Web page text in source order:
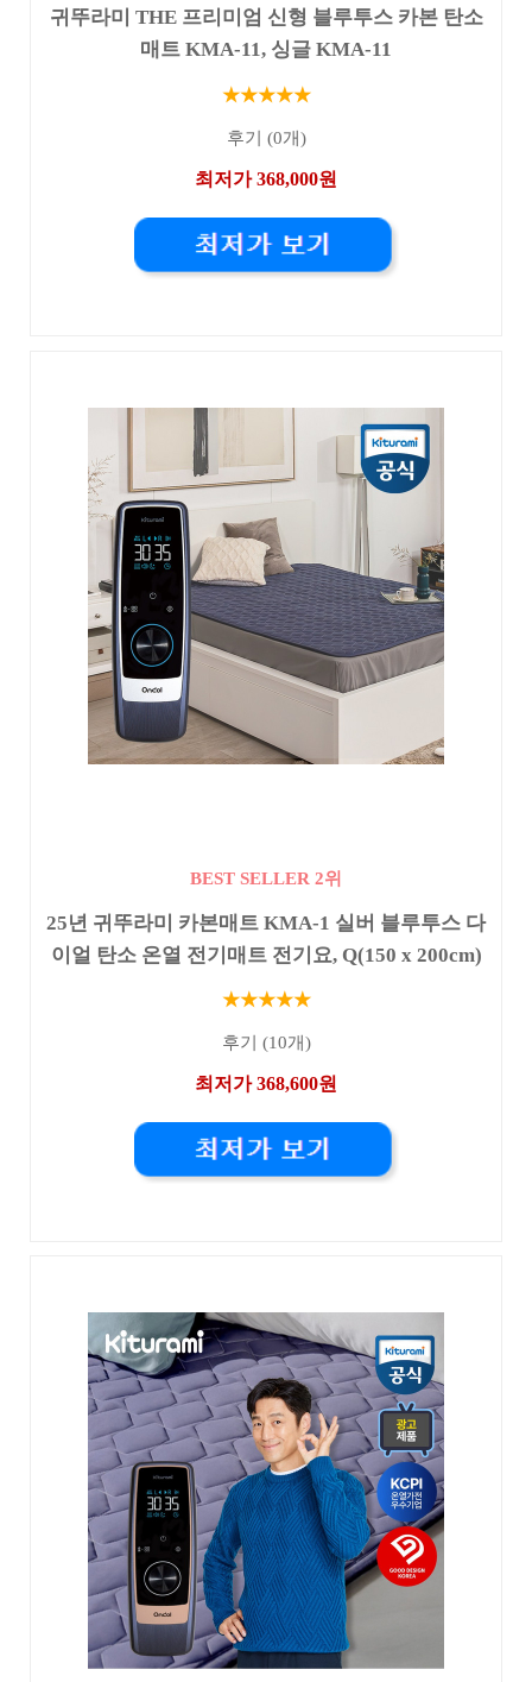
귀뚜라미 THE 프리미엄 신형 블루투스 카본 탄소
매트 KMA-11, 싱글 KMA-11
★★★★★
후기 (0개)
최저가 368,000원
BEST SELLER 2위
25년 귀뚜라미 카본매트 KMA-1 실버 블루투스 다
이얼 탄소 온열 전기매트 전기요, Q(150 x 200cm)
★★★★★
후기 (10개)
최저가 368,600원